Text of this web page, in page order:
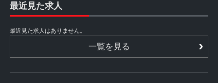
最近見た求人
最近見た求人はありません。
一覧を見る